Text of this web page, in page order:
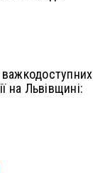
важкодоступних
на Львівщині: